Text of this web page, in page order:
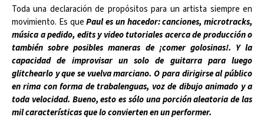
Toda una declaración de propósitos para un artista siempre en
movimiento. Es quePaul es un hacedor: canciones, microtracks,
música a pedido, edits y video tutoriales acerca de producción o
también sobre posibles maneras de ¡comer golosinas!. Y la
capacidad de improvisar un solo de guitarra para luego
glitchearlo y que se vuelva marciano. O para dirigirse al público
en rima con forma de trabalenguas, voz de dibujo animado y a
toda velocidad. Bueno, esto es sólo una porción aleatoria de las
mil características que lo convierten en un performer.